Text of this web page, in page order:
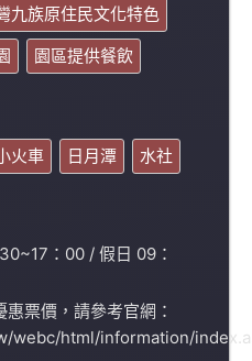
九族原住民文化特色
園區提供餐飲
火車 日月潭
水社
：00 / 假日 09：
票價，請參考官網：
webc/html/information/